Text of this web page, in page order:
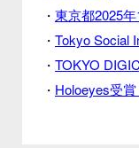
・ 東京都2025
・ Tokyo Social
・ TOKYO
・ Holoeyes受